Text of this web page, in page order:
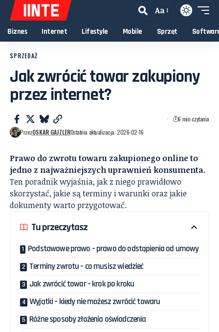
Aa
Biznes Internet Lifestyle Mobile Sprzęt
SPRZEDAŻ
Jak zwrócić towar zakupiony
przez internet?
PrzezOSKAR GAJZLEROstatnia aktualizacja: 2026-02-16
6 min czytania
Prawo do zwrotu towaru zakupionego online to
jedno z najważniejszych uprawnień konsumenta.
Ten poradnik wyjaśnia, jak z niego prawidłowo
skorzystać, jakie są terminy i warunki oraz jakie
dokumenty warto przygotować.
Tu przeczytasz
Podstawowe prawo – prawo do odstąpienia od umowy
Terminy zwrotu – co musisz wiedzieć
Jak zwrócić towar – krok po kroku
Wyjątki – kiedy nie możesz zwrócić towaru
Różne sposoby złożenia oświadczenia